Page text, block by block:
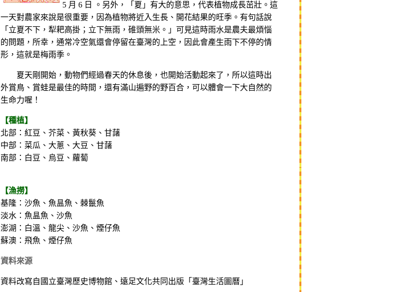
5 月 6 日 。另外，「夏」有大的意思，代表植物成長茁壯。這
一天對農家來說是很重要，因為植物將近入生長、開花結果的旺季。有句話說
「立夏不下，犁耙高掛；立下無雨，碓頭無米。」可見這時雨水是農夫最煩惱
的問題，所幸，通常冷空氣還會停留在臺灣的上空，因此會產生雨下不停的情
形，這就是梅雨季。
夏天剛開始，動物們經過春天的休息後，也開始活動起來了，所以這時出
外賞鳥、賞蛙是最佳的時間，還有滿山遍野的野百合，可以體會一下大自然的
生命力喔！
【種植】
北部：紅豆、芥菜、黃秋葵、甘藷
中部：菜瓜、大蔥、大豆、甘藷
南部：白豆、烏豆、蘿蔔
【漁撈】
基隆：沙魚、魚昷魚、棘鬣魚
淡水：魚昷魚、沙魚
澎湖：白溫、龍尖、沙魚、煙仔魚
蘇澳：飛魚、煙仔魚
資料來源
資料改寫自國立臺灣歷史博物館 、遠足文化共同出版「臺灣生活圖曆」